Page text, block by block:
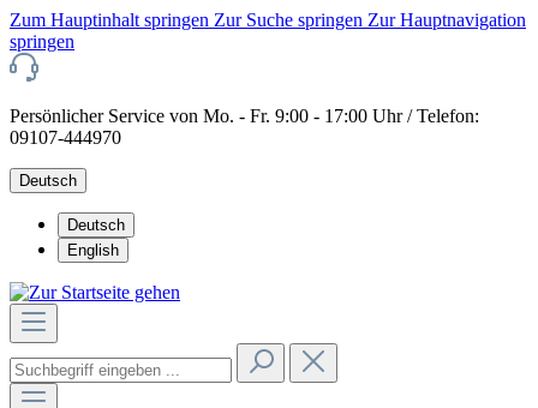
Zum Hauptinhalt springen Zur Suche springen Zur Hauptnavigation
springen
Persönlicher Service von Mo. - Fr. 9:00 - 17:00 Uhr / Telefon:
09107-444970
Deutsch
Deutsch
English